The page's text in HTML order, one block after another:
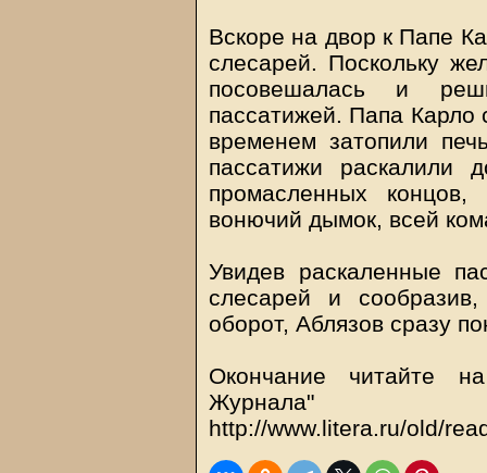
Вскоре на двор к Папе
слесарей. Поскольку
посовешалась и
пассатижей. Папа Карло
временем затопили
пассатижи раскалили
промасленных
вонючий дымок, всей
Увидев раскаленные
слесарей и
оборот, Аблязов сразу
Окончание читайте
Журнала"
http://www.litera.ru/old/